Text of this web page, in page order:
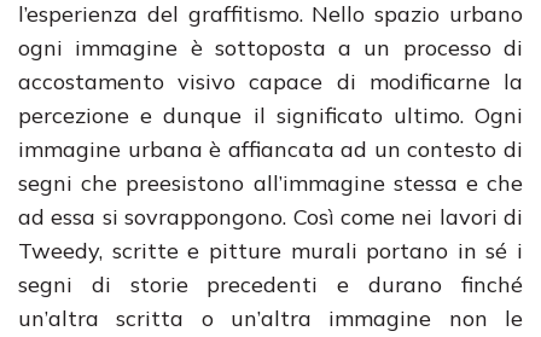
l’esperienza del graffitismo. Nello spazio urbano
ogni immagine è sottoposta a un processo di
accostamento visivo capace di modificarne la
percezione e dunque il significato ultimo. Ogni
immagine urbana è affiancata ad un contesto di
segni che preesistono all’immagine stessa e che
ad essa si sovrappongono. Così come nei lavori di
Tweedy, scritte e pitture murali portano in sé i
segni di storie precedenti e durano finché
un’altra scritta o un’altra immagine non le